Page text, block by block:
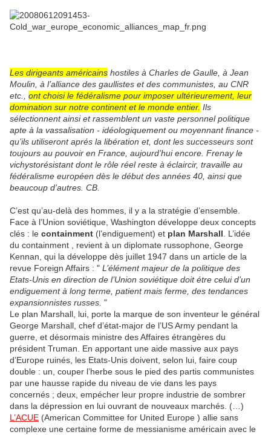
Les dirigeants américains hostiles à Charles de Gaulle, à Jean
Moulin, à l’alliance des gaullistes et des communistes, au CNR
etc., ont choisi le fédéralisme pour imposer ultérieurement, leur
domination sur notre continent et le monde entier. Ils
sélectionnent ainsi et rassemblent un vaste personnel politique
apte à la vassalisation - idéologiquement ou moyennant finance -
qu’ils utiliseront aprés la libération et, dont les successeurs sont
toujours au pouvoir en France, aujourd’hui encore. Frenay le
vichystorésistant dont le rôle réel reste à éclaircir, travaille au
fédéralisme européen dès le début des années 40, ainsi que
beaucoup d’autres. CB.
C’est qu’au-delà des hommes, il y a la stratégie d’ensemble.
Face à l’Union soviétique, Washington développe deux concepts
clés : le containment (l’endiguement) et plan Marshall . L’idée
du containment , revient à un diplomate russophone, George
Kennan, qui la développe dès juillet 1947 dans un article de la
revue Foreign Affairs : " L’élément majeur de la politique des
Etats-Unis en direction de l’Union soviétique doit étre celui d’un
endiguement à long terme, patient mais ferme, des tendances
expansionnistes russes. "
Le plan Marshall, lui, porte la marque de son inventeur le général
George Marshall, chef d’état-major de l’US Army pendant la
guerre, et désormais ministre des Affaires étrangères du
président Truman. En apportant une aide massive aux pays
d’Europe ruinés, les Etats-Unis doivent, selon lui, faire coup
double : un, couper l’herbe sous le pied des partis communistes
par une hausse rapide du niveau de vie dans les pays
concernés ; deux, empécher leur propre industrie de sombrer
dans la dépression en lui ouvrant de nouveaux marchés. (…)
L’ACUE (American Committee for United Europe ) allie sans
complexe une certaine forme de messianisme américain avec le